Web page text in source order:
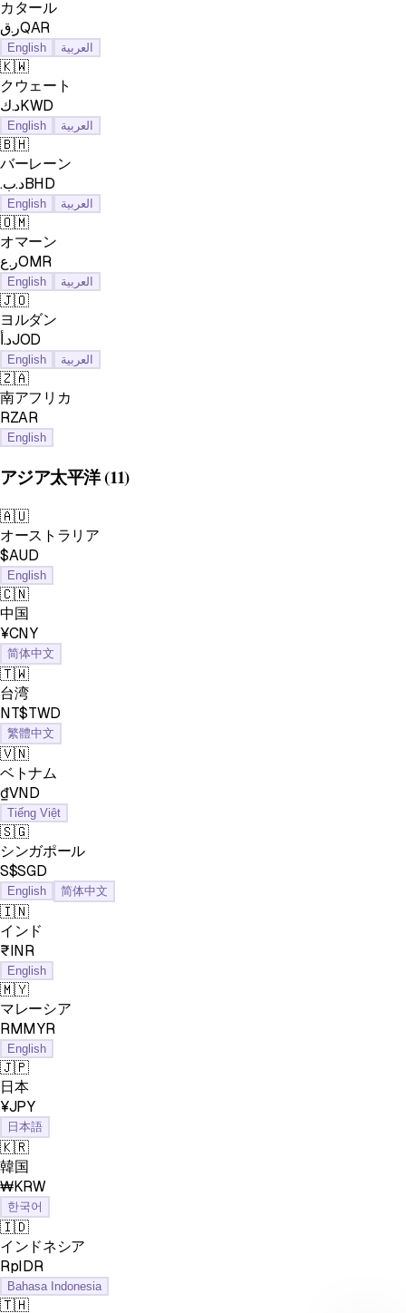
カタール
ر.قQAR
English العربية
🇰🇼
クウェート
د.كKWD
English العربية
🇧🇭
バーレーン
.د.بBHD
English العربية
🇴🇲
オマーン
ر.عOMR
English العربية
🇯🇴
ヨルダン
د.أJOD
English العربية
🇿🇦
南アフリカ
RZAR
English
アジア太平洋(11)
🇦🇺
オーストラリア
$AUD
English
🇨🇳
中国
¥CNY
简体中文
🇹🇼
台湾
NT$TWD
繁體中文
🇻🇳
ベトナム
₫VND
Tiếng Việt
🇸🇬
シンガポール
S$SGD
English 简体中文
🇮🇳
インド
₹INR
English
🇲🇾
マレーシア
RMMYR
English
🇯🇵
日本
¥JPY
日本語
🇰🇷
韓国
₩KRW
한국어
🇮🇩
インドネシア
RpIDR
Bahasa Indonesia
🇹🇭